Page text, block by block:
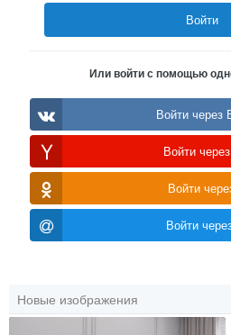
Войти
Или войти с помощью
Войти через
Войти
Войти
Войти
Новые изображения